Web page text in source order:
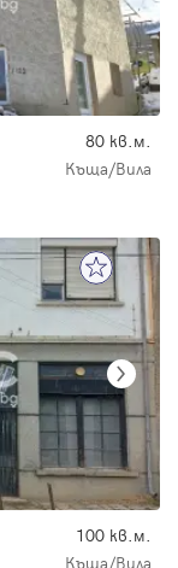
80 кв.м.
Къща/Вила
100 кв.м.
Къща/Вила